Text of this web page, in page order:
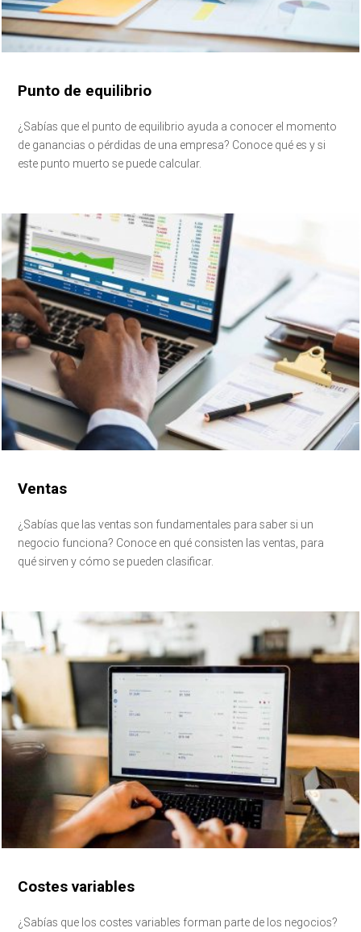
Punto de equilibrio
¿Sabías que el punto de equilibrio ayuda a conocer el momento
de ganancias o pérdidas de una empresa? Conoce qué es y si
este punto muerto se puede calcular.
Ventas
¿Sabías que las ventas son fundamentales para saber si un
negocio funciona? Conoce en qué consisten las ventas, para
qué sirven y cómo se pueden clasificar.
Costes variables
¿Sabías que los costes variables forman parte de los negocios?